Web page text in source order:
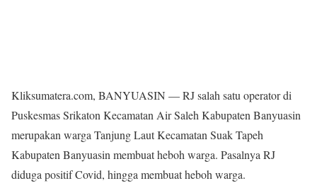
Kliksumatera.com, BANYUASIN — RJ salah satu operator di
Puskesmas Srikaton Kecamatan Air Saleh Kabupaten Banyuasin
merupakan warga Tanjung Laut Kecamatan Suak Tapeh
Kabupaten Banyuasin membuat heboh warga. Pasalnya RJ
diduga positif Covid, hingga membuat heboh warga.